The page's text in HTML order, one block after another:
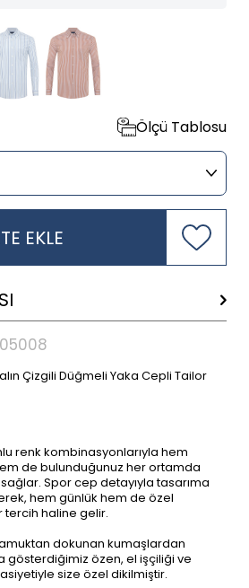
Ölçü Tablosu
EKLE
Çizgili Düğmeli Yaka Cepli Tailor
renk kombinasyonlarıyla hem
de bulunduğunuz her ortamda
Spor cep detayıyla tasarıma
hem günlük hem de özel
haline gelir.
dokunan kumaşlardan
gösterdiğimiz özen, el işçiliği ve
size özel dikilmiştir.